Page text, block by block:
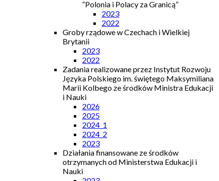
“Polonia i Polacy za Granicą”
2023
2022
Groby rządowe w Czechach i Wielkiej
Brytanii
2023
2022
Zadania realizowane przez Instytut Rozwoju
Języka Polskiego im. świętego Maksymiliana
Marii Kolbego ze środków Ministra Edukacji
i Nauki
2026
2025
2024_1
2024_2
2023
Działania finansowane ze środków
otrzymanych od Ministerstwa Edukacji i
Nauki